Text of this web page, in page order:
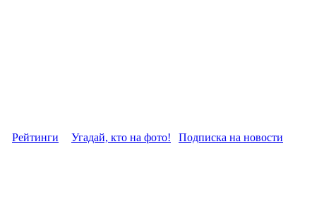
Рейтинги Угадай, кто на фото! Подписка на новости